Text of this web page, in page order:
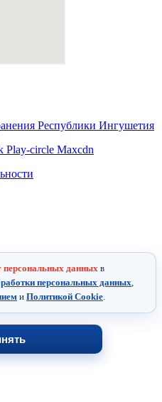
Республики Ингушетия
Play-circle Maxcdn
персональных данных в
персональных данных
и Политикой Cookie